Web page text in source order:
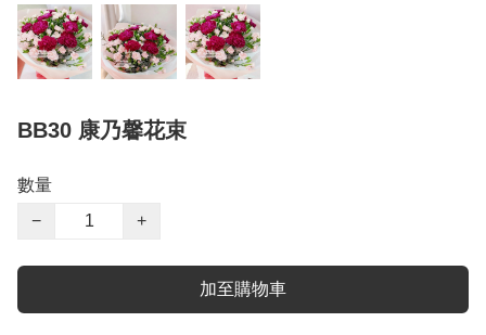
BB30 康乃馨花束
數量
−
+
加至購物車